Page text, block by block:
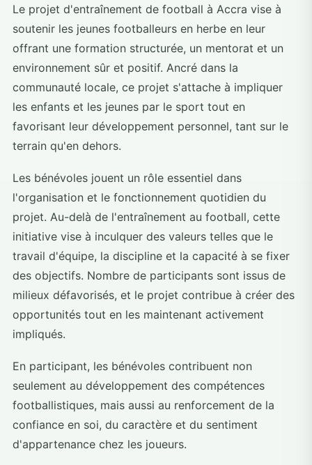
Le projet d'entraînement de football à Accra vise à
soutenir les jeunes footballeurs en herbe en leur
offrant une formation structurée, un mentorat et un
environnement sûr et positif. Ancré dans la
communauté locale, ce projet s'attache à impliquer
les enfants et les jeunes par le sport tout en
favorisant leur développement personnel, tant sur le
terrain qu'en dehors.
Les bénévoles jouent un rôle essentiel dans
l'organisation et le fonctionnement quotidien du
projet. Au-delà de l'entraînement au football, cette
initiative vise à inculquer des valeurs telles que le
travail d'équipe, la discipline et la capacité à se fixer
des objectifs. Nombre de participants sont issus de
milieux défavorisés, et le projet contribue à créer des
opportunités tout en les maintenant activement
impliqués.
En participant, les bénévoles contribuent non
seulement au développement des compétences
footballistiques, mais aussi au renforcement de la
confiance en soi, du caractère et du sentiment
d'appartenance chez les joueurs.